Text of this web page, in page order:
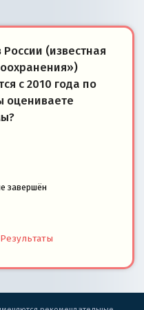
(известная
с 2010 года по
оцениваете
завершён
Результаты